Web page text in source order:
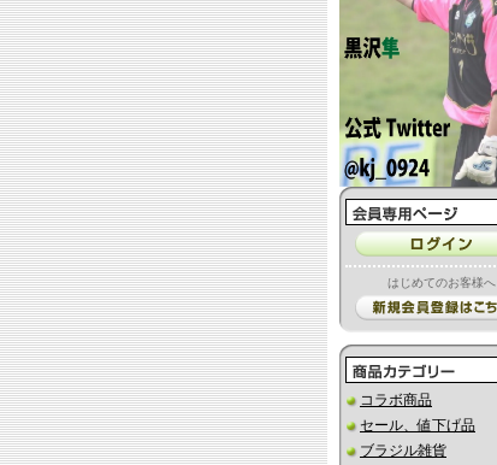
はじめてのお客様へ
コラボ商品
セール、値下げ品
ブラジル雑貨